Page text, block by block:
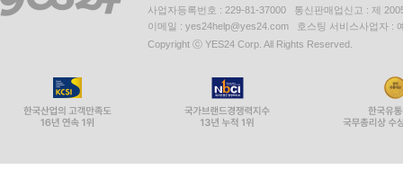
사업자등록번호 : 229-81-37000 통신판매업신고 : 제
이메일 : yes24help@yes24.com 호스팅 서비스사업자 :
Copyright ⓒ YES24 Corp. All Rights Reserved.